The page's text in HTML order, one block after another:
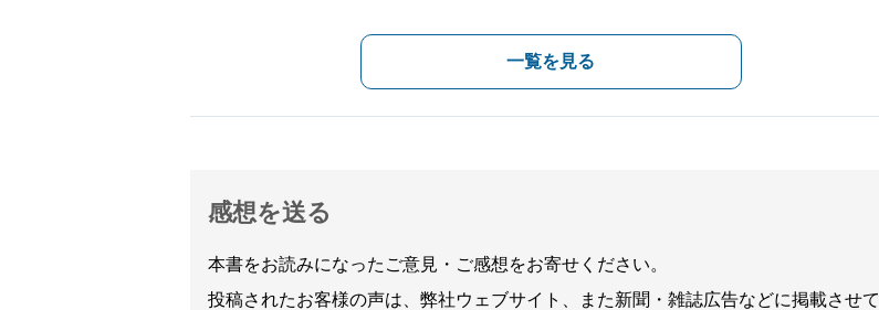
一覧を見る
感想を送る
本書をお読みになったご意見・ご感想をお寄せください。
投稿されたお客様の声は、弊社ウェブサイト、また新聞・雑誌広告などに掲載させて